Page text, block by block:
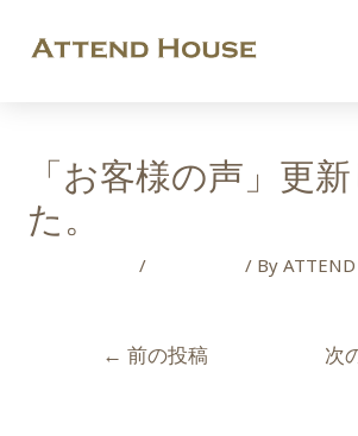
「お客様の声」更
た。
/ / By
← 前の投稿 次